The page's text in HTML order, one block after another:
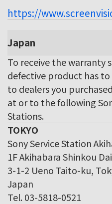
https://
Japan
To receive the warranty
defective product has to
to dealers you
at or to the following
Stations.
TOKYO
Sony Service Station
1F Akihabara Shinkou
3-1-2 Ueno Taito-ku,
Japan
Tel. 03-5818-0521